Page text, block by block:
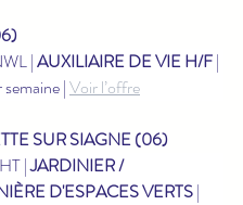
| AUXILIAIRE DE VIE H/F |
| Voir l’offre
SUR SIAGNE (06)
| JARDINIER /
D'ESPACES VERTS |